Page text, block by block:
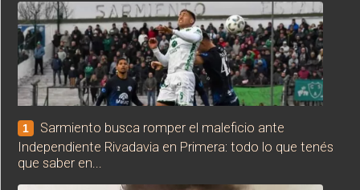
1
Sarmiento busca romper el maleficio ante
Independiente Rivadavia en Primera: todo lo que tenés
que saber en...